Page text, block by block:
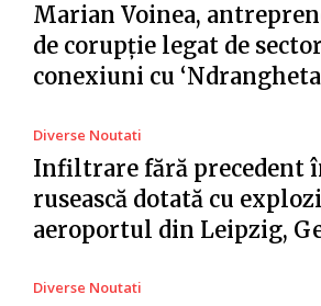
Marian Voinea,
de corupție legat de
conexiuni cu ‘Ndrangheta
Diverse Noutati
Infiltrare fără precedent
rusească dotată cu
aeroportul din Leipzig,
Diverse Noutati